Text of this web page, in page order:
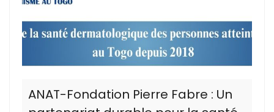
ANAT-Fondation Pierre Fabre : Un